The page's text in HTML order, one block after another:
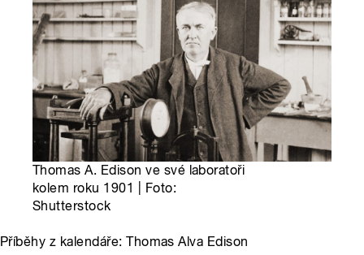
Thomas A. Edison ve své laboratoři
kolem roku 1901 | Foto:
Shutterstock
Příběhy z kalendáře: Thomas Alva Edison